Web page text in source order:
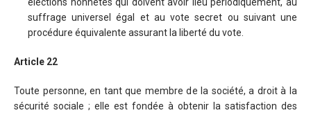
suffrage universel égal et au vote secret ou suivant une
procédure équivalente assurant la liberté du vote.
Article 22
Toute personne, en tant que membre de la société, a droit à la
sécurité sociale ; elle est fondée à obtenir la satisfaction des